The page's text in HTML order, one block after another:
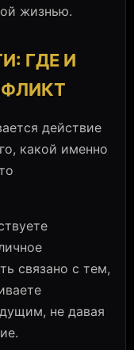
жизнью.
ГДЕ И
действие
какой именно
связано с тем,
не давая